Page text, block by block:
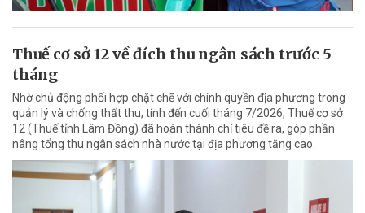
Thuế cơ sở 12 về đích thu ngân sách trước 5
tháng
Nhờ chủ động phối hợp chặt chẽ với chính quyền địa phương trong
quản lý và chống thất thu, tính đến cuối tháng 7/2026, Thuế cơ sở
12 (Thuế tỉnh Lâm Đồng) đã hoàn thành chỉ tiêu đề ra, góp phần
nâng tổng thu ngân sách nhà nước tại địa phương tăng cao.